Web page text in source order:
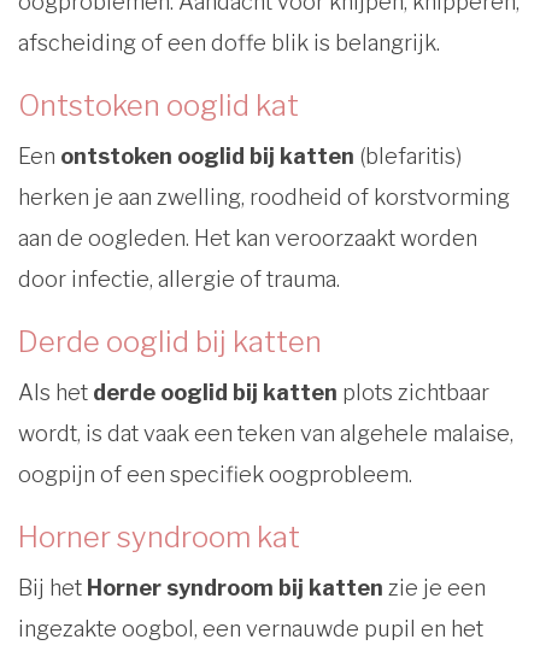
afscheiding of een doffe blik is belangrijk.
Ontstoken ooglid kat
Een ontstoken ooglid bij katten (blefaritis)
herken je aan zwelling, roodheid of korstvorming
aan de oogleden. Het kan veroorzaakt worden
door infectie, allergie of trauma.
Derde ooglid bij katten
Als het derde ooglid bij katten plots zichtbaar
wordt, is dat vaak een teken van algehele malaise,
oogpijn of een specifiek oogprobleem.
Horner syndroom kat
Bij het Horner syndroom bij katten zie je een
ingezakte oogbol, een vernauwde pupil en het